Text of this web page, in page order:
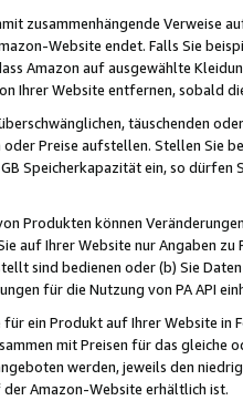
zusammenhängende
Website endet. Falls Sie
Amazon auf ausgewählte
Ihrer Website entfernen, sobald
täuschenden
Preise aufstellen. Stellen Sie
Speicherkapazität ein, so dürfen
Produkten können
auf Ihrer Website nur Angaben
sind bedienen oder (b) Sie
für die Nutzung von PA API
für ein Produkt auf Ihrer Website
mit Preisen für das
werden, jeweils den
Amazon-Website erhältlich ist.